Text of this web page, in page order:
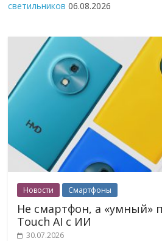
светильников 06.08.2026
Новости Смартфоны
Не смартфон, а «умный»
Touch AI с ИИ
30.07.2026